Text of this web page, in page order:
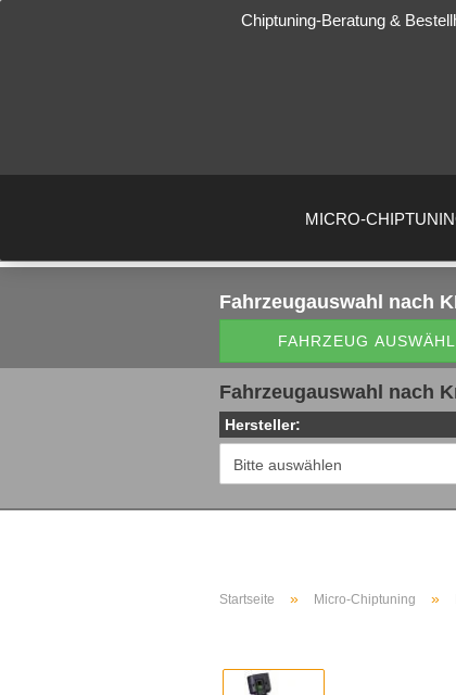
Chiptuning-Beratung &
MICRO-
Fahrzeugauswahl nach
FAHRZEUG
Fahrzeugauswahl nach
Hersteller:
Startseite » Micro-Chiptuning »